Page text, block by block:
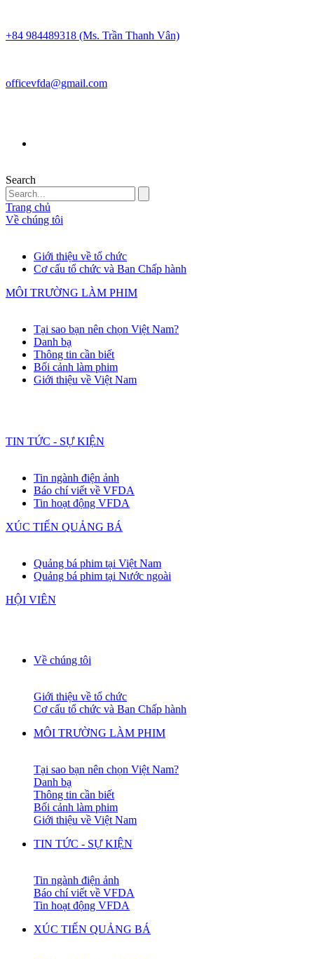
+84 984489318 (Ms. Trần Thanh Vân)
officevfda@gmail.com
Search
Trang chủ
Về chúng tôi
Giới thiệu về tổ chức
Cơ cấu tổ chức và Ban Chấp hành
MÔI TRƯỜNG LÀM PHIM
Tại sao bạn nên chọn Việt Nam?
Danh bạ
Thông tin cần biết
Bối cảnh làm phim
Giới thiệu về Việt Nam
TIN TỨC - SỰ KIỆN
Tin ngành điện ảnh
Báo chí viết về VFDA
Tin hoạt động VFDA
XÚC TIẾN QUẢNG BÁ
Quảng bá phim tại Việt Nam
Quảng bá phim tại Nước ngoài
HỘI VIÊN
Về chúng tôi
Giới thiệu về tổ chức
Cơ cấu tổ chức và Ban Chấp hành
MÔI TRƯỜNG LÀM PHIM
Tại sao bạn nên chọn Việt Nam?
Danh bạ
Thông tin cần biết
Bối cảnh làm phim
Giới thiệu về Việt Nam
TIN TỨC - SỰ KIỆN
Tin ngành điện ảnh
Báo chí viết về VFDA
Tin hoạt động VFDA
XÚC TIẾN QUẢNG BÁ